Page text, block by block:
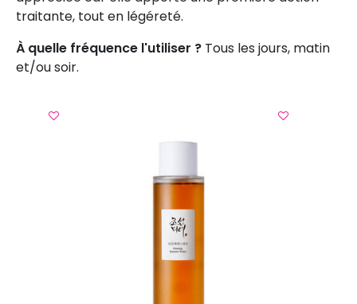
traitante, tout en légéreté.
À quelle fréquence l'utiliser ? Tous les jours, matin
et/ou soir.